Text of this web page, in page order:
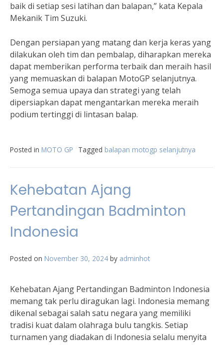
baik di setiap sesi latihan dan balapan,” kata Kepala
Mekanik Tim Suzuki.
Dengan persiapan yang matang dan kerja keras yang
dilakukan oleh tim dan pembalap, diharapkan mereka
dapat memberikan performa terbaik dan meraih hasil
yang memuaskan di balapan MotoGP selanjutnya.
Semoga semua upaya dan strategi yang telah
dipersiapkan dapat mengantarkan mereka meraih
podium tertinggi di lintasan balap.
Posted in MOTO GP Tagged balapan motogp selanjutnya
Kehebatan Ajang
Pertandingan Badminton
Indonesia
Posted on November 30, 2024 by adminhot
Kehebatan Ajang Pertandingan Badminton Indonesia
memang tak perlu diragukan lagi. Indonesia memang
dikenal sebagai salah satu negara yang memiliki
tradisi kuat dalam olahraga bulu tangkis. Setiap
turnamen yang diadakan di Indonesia selalu menyita